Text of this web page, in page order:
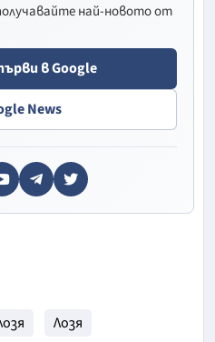
най-новото от
в Google
News
Лозя